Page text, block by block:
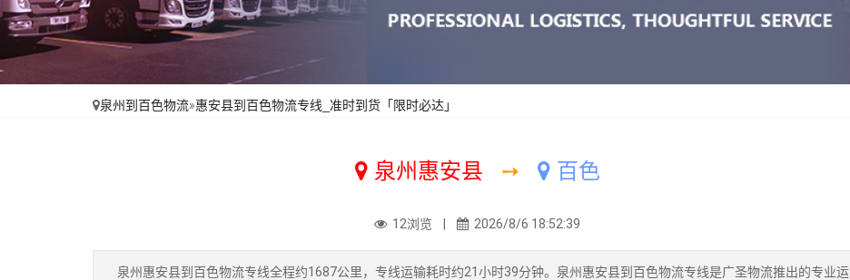
泉州到百色物流»惠安县到百色物流专线_准时到货「限时必达」
泉州惠安县 ➙ 百色
12浏览 | 2026/8/6 18:52:39
泉州惠安县到百色物流专线全程约1687公里，专线运输耗时约21小时39分钟。泉州惠安县到百色物流专线是广圣物流推出的专业运